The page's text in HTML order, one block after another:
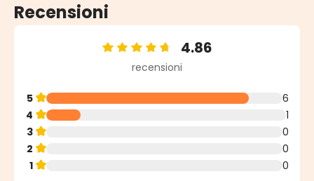
Recensioni
Valutazione media di 4.86 su 5 stelle
4.86
recensioni
5
6
4
1
3
0
2
0
1
0